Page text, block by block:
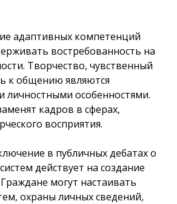
адаптивных компетенций
востребованность на
Творчество, чувственный
к общению являются
особенностями.
кадров в сферах,
восприятия.
в публичных дебатах о
действует на создание
могут настаивать
охраны личных сведений,